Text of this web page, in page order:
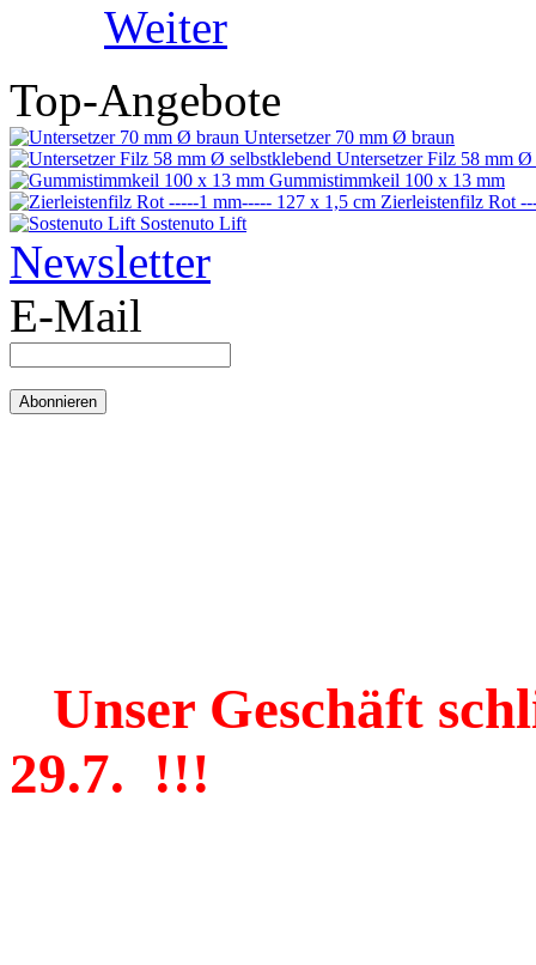
Weiter
Top-Angebote
Untersetzer 70 mm Ø braun
Untersetzer Filz 58 mm Ø
Gummistimmkeil 100 x 13 mm
Zierleistenfilz Rot
Sostenuto Lift
Newsletter
E-Mail
Unser Geschäft
29.7. !!!